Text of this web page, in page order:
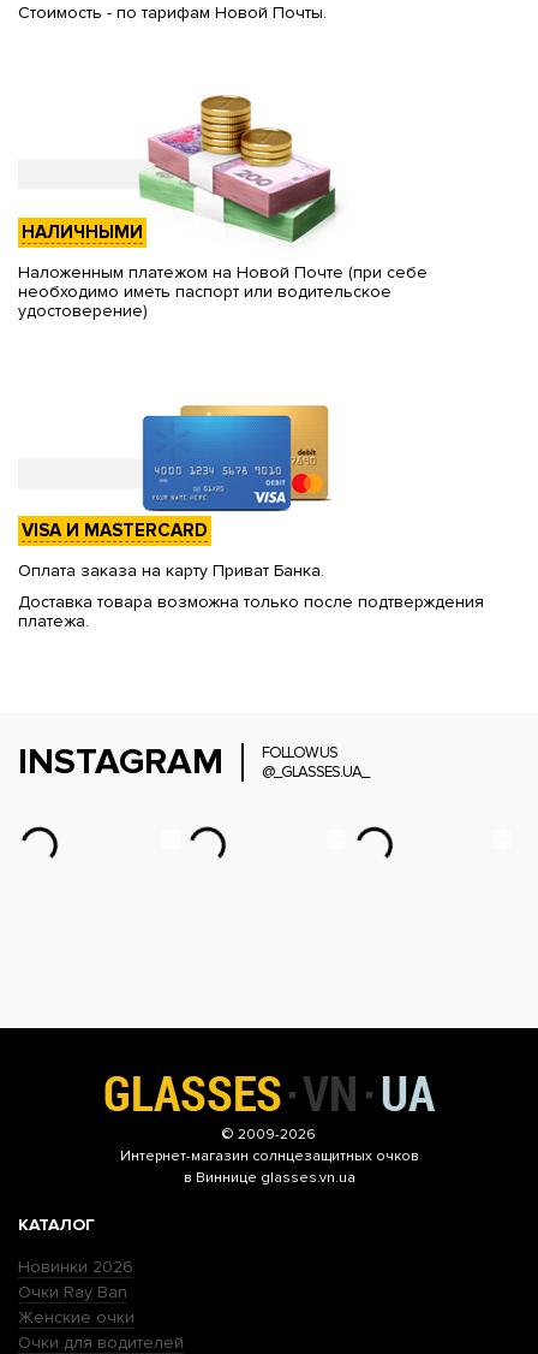
Стоимость - по тарифам Новой Почты.
НАЛИЧНЫМИ
Наложенным платежом на Новой Почте (при себе
необходимо иметь паспорт или водительское
удостоверение)
VISA И MASTERCARD
Оплата заказа на карту Приват Банка.
Доставка товара возможна только после подтверждения
платежа.
INSTAGRAM
FOLLOW US
@_GLASSES.UA_
© 2009-2026
Интернет-магазин солнцезащитных очков
в Виннице glasses.vn.ua
КАТАЛОГ
Новинки 2026
Очки Ray Ban
Женские очки
Очки для водителей